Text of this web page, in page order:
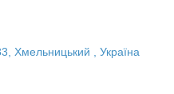
Хмельницький , Україна